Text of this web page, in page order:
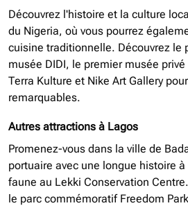
Découvrez l'histoire et la culture
du Nigeria, où vous pourrez
cuisine traditionnelle. Découvrez le
musée DIDI, le premier musée
Terra Kulture et Nike Art Gallery
remarquables.
Autres attractions à Lagos
Promenez-vous dans la ville de
portuaire avec une longue histoire
faune au Lekki Conservation
le parc commémoratif Freedom